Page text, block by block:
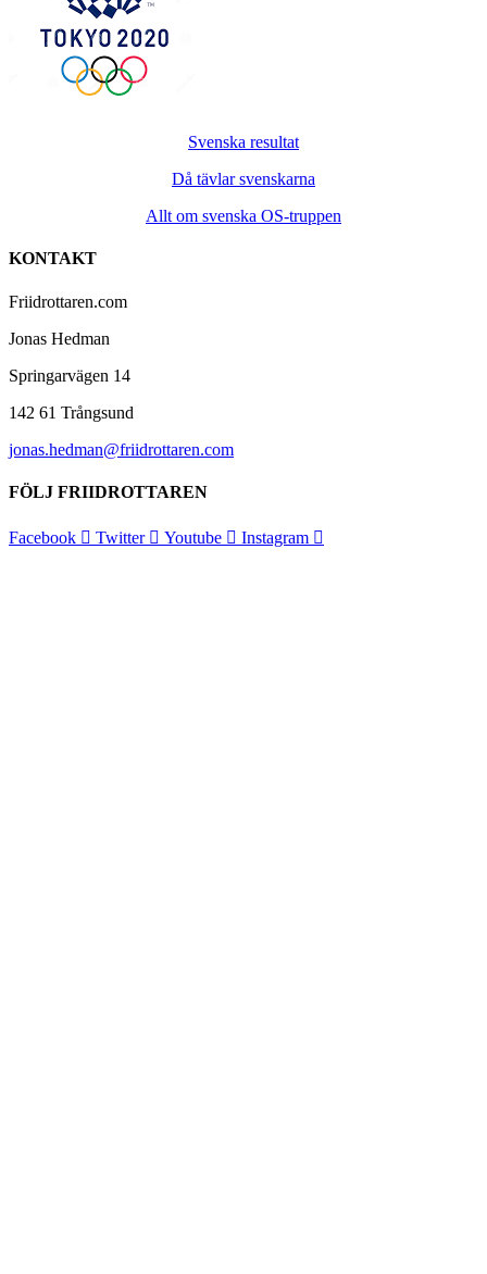
Svenska resultat
Då tävlar svenskarna
Allt om svenska OS-truppen
KONTAKT
Friidrottaren.com
Jonas Hedman
Springarvägen 14
142 61 Trångsund
jonas.hedman@friidrottaren.com
FÖLJ FRIIDROTTAREN
Facebook Twitter Youtube Instagram